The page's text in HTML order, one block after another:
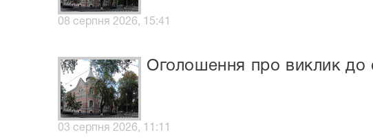
08 серпня 2026, 15:41
Оголошення про виклик до
03 серпня 2026, 11:11